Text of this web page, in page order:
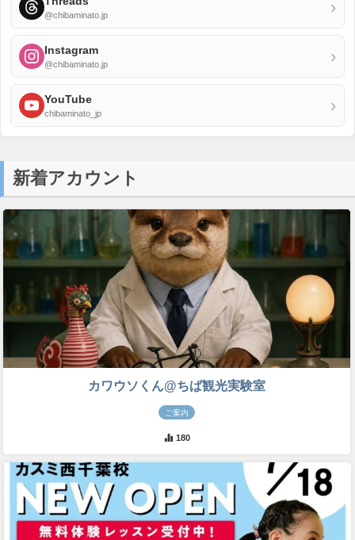
@chibaminato.jp ›
Instagram
@chibaminato.jp ›
YouTube
chibaminato_jp ›
新着アカウント
カワウソくん@ちば観光実験室
ご案内
180